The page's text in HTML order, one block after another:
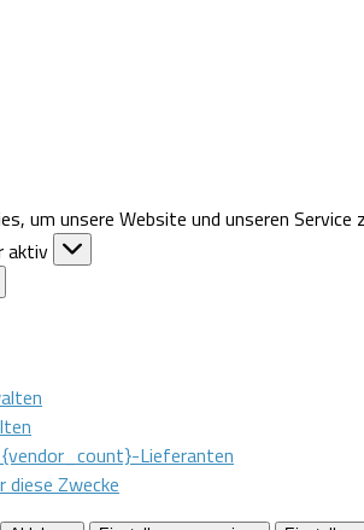
um unsere Website und unseren Service
aktiv
Lieferanten
diese Zwecke